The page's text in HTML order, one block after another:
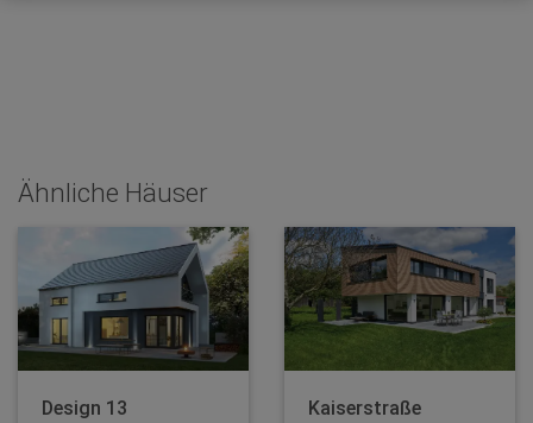
Ähnliche Häuser
Design 13
Kaiserstraße